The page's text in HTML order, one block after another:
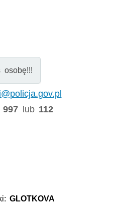
osobę!!!
997 lub 112
GLOTKOVA